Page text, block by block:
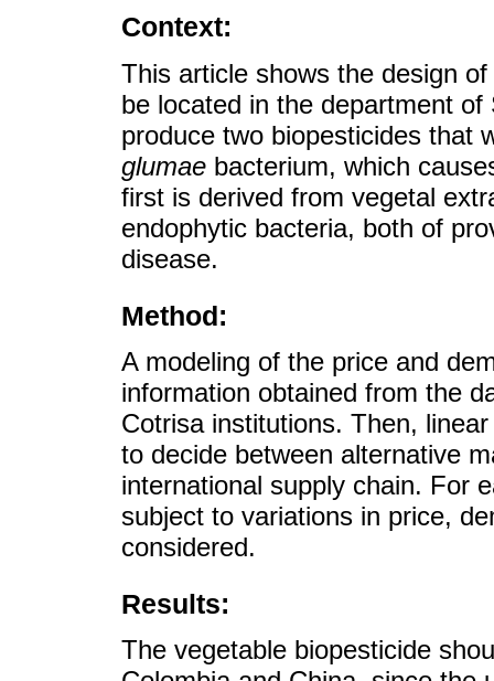
Context:
This article shows the design
be located in the department
produce two biopesticides that
glumae bacterium, which
first is derived from vegetal
endophytic bacteria, both of
disease.
Method:
A modeling of the price and
information obtained from the
Cotrisa institutions. Then,
to decide between alternative
international supply chain. For
subject to variations in price,
considered.
Results:
The vegetable biopesticide